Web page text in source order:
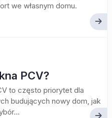
we własnym domu.
PCV?
to często priorytet dla
budujących nowy dom, jak